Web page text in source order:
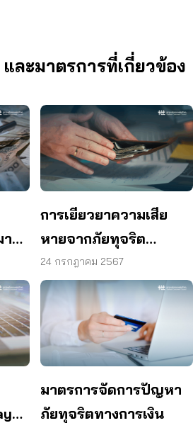
ละมาตรการที่เกี่ยวข้อง
าย
การเยียวยาความเสีย
หายจากภัยทุจริต
ทางการเงิน
24 กรกฎาคม 2567
มาตรการจัดการปัญหา
ภัยทุจริตทางการเงิน